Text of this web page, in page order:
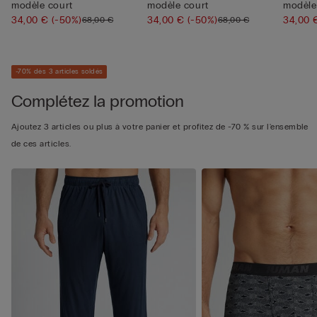
modèle court
34,00 €(-50%)68,00 €
modèle court
34,00 €(-50%)68,00 €
34,00
-70% dès 3 articles soldés
Complétez la promotion
Ajoutez 3 articles ou plus à votre panier et profitez de -70 % sur l'ensemble
de ces articles.